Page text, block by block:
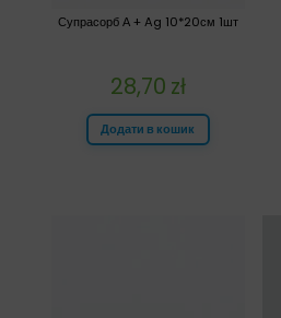
Супрасорб А + Ag 10*20см 1шт
28,70 zł
Додати в кошик